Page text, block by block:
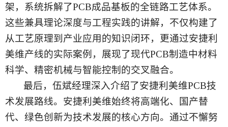
架，系统拆解了PCB成品基板的全链路工艺体系。
这些兼具理论深度与工程实践的讲解，不仅构建了
从工艺原理到产业应用的知识闭环，更通过安捷利
美维产线的实际案例，展现了现代PCB制造中材料
科学、精密机械与智能控制的交叉融合。
最后，伍斌经理深入介绍了安捷利美维PCB技
术发展路线。安捷利美维始终将高端化、国产替
代、绿色创新为技术发展的核心方向。通过不懈努